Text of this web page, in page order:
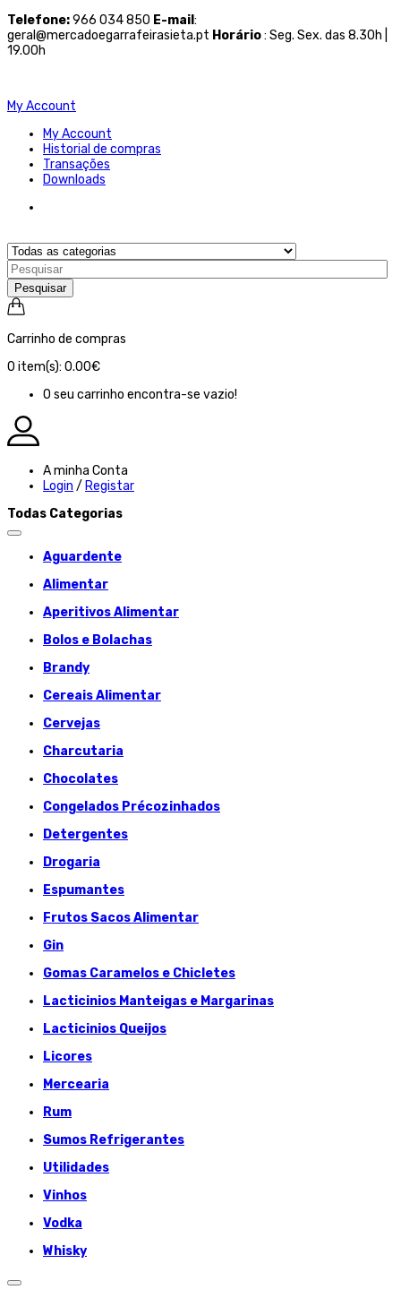
Telefone:966 034 850 E-mail :
geral@mercadoegarrafeirasieta.pt Horário: Seg. Sex. das 8.30h |
19.00h
My Account
My Account
Historial de compras
Transações
Downloads
Pesquisar
Carrinho de compras
0 item(s): 0.00€
O seu carrinho encontra-se vazio!
A minha Conta
Login / Registar
Todas Categorias
Aguardente
Alimentar
Aperitivos Alimentar
Bolos e Bolachas
Brandy
Cereais Alimentar
Cervejas
Charcutaria
Chocolates
Congelados Précozinhados
Detergentes
Drogaria
Espumantes
Frutos Sacos Alimentar
Gin
Gomas Caramelos e Chicletes
Lacticinios Manteigas e Margarinas
Lacticinios Queijos
Licores
Mercearia
Rum
Sumos Refrigerantes
Utilidades
Vinhos
Vodka
Whisky